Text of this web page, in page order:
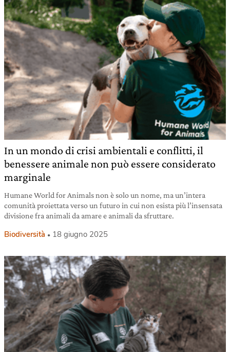
In un mondo di crisi ambientali e conflitti, il
benessere animale non può essere considerato
marginale
Humane World for Animals non è solo un nome, ma un’intera
comunità proiettata verso un futuro in cui non esista più l’insensata
divisione fra animali da amare e animali da sfruttare.
Biodiversità 18 giugno 2025